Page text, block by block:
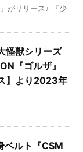
がリリース♪ 『少
怪獣シリーズ
『ゴルザ』
】より2023年
ベルト『CSM